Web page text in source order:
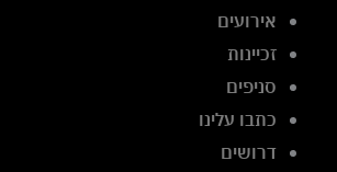
אירועים
זכיינות
סניפים
כתבו עלינו
דרושים